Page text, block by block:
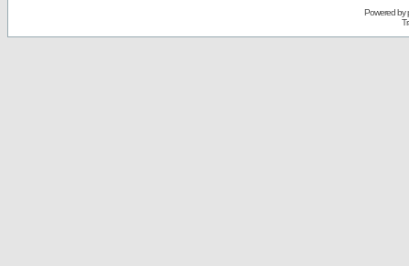
Powered by